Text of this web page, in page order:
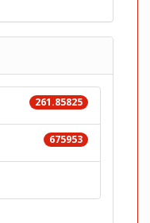
261.85825
675953